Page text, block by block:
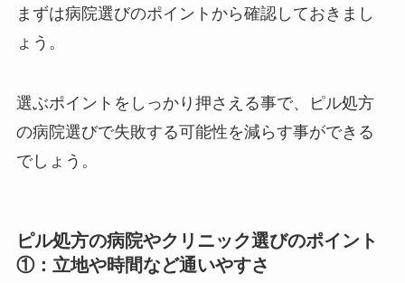
まずは病院選びのポイントから確認しておきまし
ょう。
選ぶポイントをしっかり押さえる事で、ピル処方
の病院選びで失敗する可能性を減らす事ができる
でしょう。
ピル処方の病院やクリニック選びのポイント
①：立地や時間など通いやすさ